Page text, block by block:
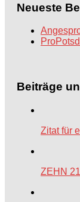
Neueste
Beiträge
Zitat für
ZEHN